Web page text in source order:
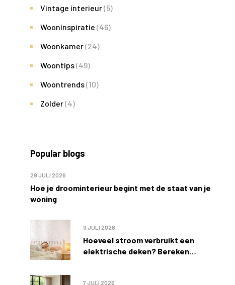
Vintage interieur(5)
Wooninspiratie (46)
Woonkamer(24)
Woontips(49)
Woontrends(10)
Zolder(4)
Popular blogs
Hoe je droominterieur begint met de staat van je
woning
29 JULI 2026
Hoeveel stroom verbruikt een
elektrische deken? Bereken
9 JULI 2026
7 JULI 2026